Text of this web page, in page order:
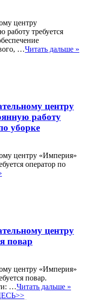
центру
работу требуется
…Читать дальше »
центру
работу
уборке
центру «Империя»
оператор по
центру
повар
центру «Империя»
повар.
…Читать дальше »